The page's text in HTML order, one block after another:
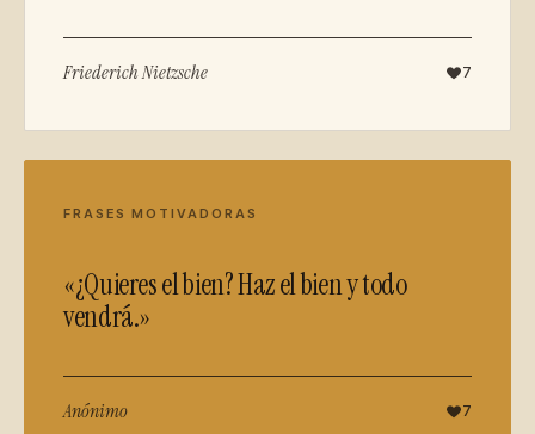
Friederich Nietzsche 7
FRASES MOTIVADORAS
«¿Quieres el bien? Haz el bien y todo
vendrá.»
Anónimo 7